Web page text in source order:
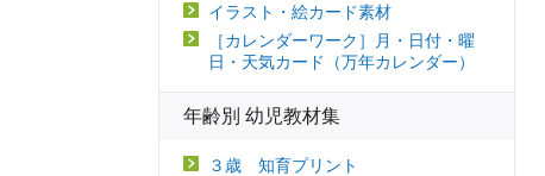
イラスト・絵カード素材
［カレンダーワーク］月・日付・曜
日・天気カード（万年カレンダー）
年齢別 幼児教材集
３歳 知育プリント